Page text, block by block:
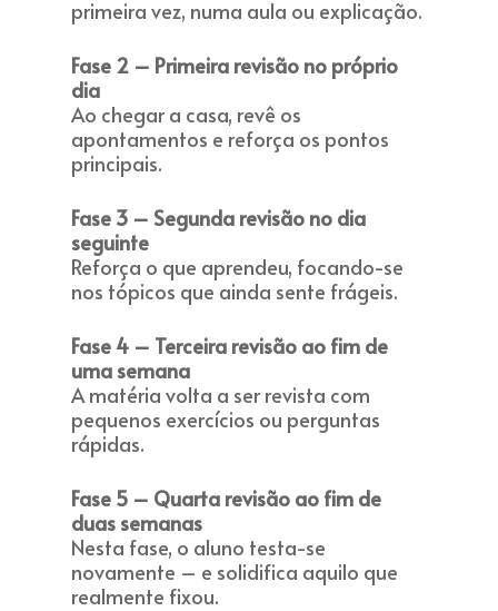
primeira vez, numa aula ou explicação.
Fase 2 – Primeira revisão no próprio
dia
Ao chegar a casa, revê os
apontamentos e reforça os pontos
principais.
Fase 3 – Segunda revisão no dia
seguinte
Reforça o que aprendeu, focando-se
nos tópicos que ainda sente frágeis.
Fase 4 – Terceira revisão ao fim de
uma semana
A matéria volta a ser revista com
pequenos exercícios ou perguntas
rápidas.
Fase 5 – Quarta revisão ao fim de
duas semanas
Nesta fase, o aluno testa-se
novamente – e solidifica aquilo que
realmente fixou.